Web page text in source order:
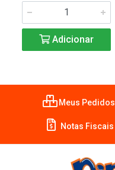
Adicionar
Meus Pedidos
Notas Fiscais